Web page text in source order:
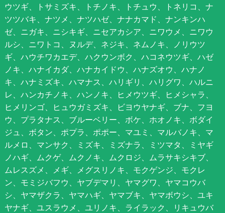
ウツギ、トサミズキ、トチノキ、トチュウ、トネリコ、ナ
ツツバキ、ナツメ、ナツハゼ、ナナカマド、ナンキンハ
ゼ、ニガキ、ニシキギ、ニセアカシア、ニワウメ、ニワウ
ルシ、ニワトコ、ヌルデ、ネジキ、ネムノキ、ノリウツ
ギ、ハウチワカエデ、ハクウンボク、ハコネウツギ、ハゼ
ノキ、ハナイカダ、ハナカイドウ、ハナズオウ、ハナノ
キ、ハナミズキ、ハマナス、ハリギリ、ハリグワ、ハルニ
レ、ハンカチノキ、ハンノキ、ヒメウツギ、ヒメシャラ、
ヒメリンゴ、ヒュウガミズキ、ビヨウヤナギ、ブナ、フヨ
ウ、プラタナス、ブルーベリー、ボケ、ホオノキ、ボダイ
ジュ、ボタン、ポプラ、ポポー、マユミ、マルバノキ、マ
ルメロ、マンサク、ミズキ、ミズナラ、ミツマタ、ミヤギ
ノハギ、ムクゲ、ムクノキ、ムクロジ、ムラサキシキブ、
ムレスズメ、メギ、メグスリノキ、モクゲンジ、モクレ
ン、モミジバフウ、ヤブデマリ、ヤマグワ、ヤマコウバ
シ、ヤマザクラ、ヤマハギ、ヤマブキ、ヤマボウシ、ユキ
ヤナギ、ユスラウメ、ユリノキ、ライラック、リキュウバ